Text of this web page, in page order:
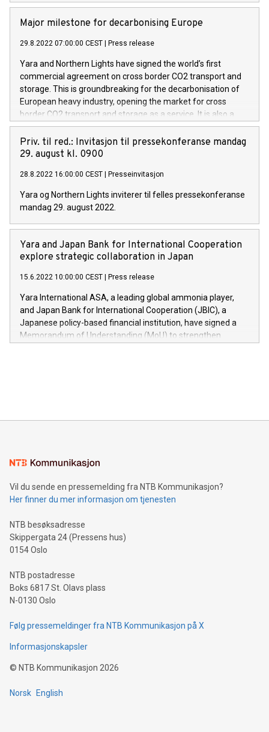
bidra til å sette fart på utviklingen av hydrogenøkonomien i
Tyskland.
Major milestone for decarbonising Europe
29.8.2022 07:00:00 CEST | Press release
Yara and Northern Lights have signed the world’s first
commercial agreement on cross border CO2 transport and
storage. This is groundbreaking for the decarbonisation of
European heavy industry, opening the market for cross
border CO2 transport and storage as a service. It is also a
major milestone towards achieving Yara’s own net zero
targets.
Priv. til red.: Invitasjon til pressekonferanse mandag
29. august kl. 0900
28.8.2022 16:00:00 CEST | Presseinvitasjon
Yara og Northern Lights inviterer til felles pressekonferanse
mandag 29. august 2022.
Yara and Japan Bank for International Cooperation
explore strategic collaboration in Japan
15.6.2022 10:00:00 CEST | Press release
Yara International ASA, a leading global ammonia player,
and Japan Bank for International Cooperation (JBIC), a
Japanese policy-based financial institution, have signed a
Memorandum of Understanding (MoU) to strengthen
Vil du sende en pressemelding fra NTB Kommunikasjon?
Her finner du mer informasjon om tjenesten
NTB besøksadresse
Skippergata 24 (Pressens hus)
0154 Oslo
NTB postadresse
Boks 6817 St. Olavs plass
N-0130 Oslo
Følg pressemeldinger fra NTB Kommunikasjon på X
Informasjonskapsler
© NTB Kommunikasjon 2026
Norsk English